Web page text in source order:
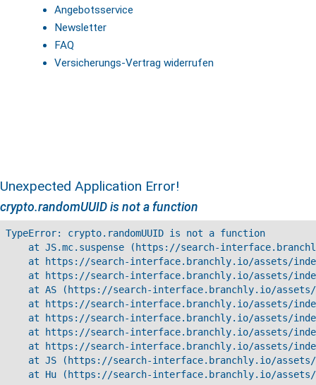
Angebotsservice
Newsletter
FAQ
Versicherungs-Vertrag widerrufen
Unexpected Application Error!
crypto.randomUUID is not a function
TypeError: crypto.randomUUID is not a function
at JS.mc.suspense (https://search-
at https://search-interface.branchly.io/assets/
at https://search-interface.branchly.io/assets/
at AS (https://search-interface.branchly.io/
at https://search-interface.branchly.io/assets/
at https://search-interface.branchly.io/assets/
at https://search-interface.branchly.io/assets/
at https://search-interface.branchly.io/assets/
at JS (https://search-interface.branchly.io/
at Hu (https://search-interface.branchly.io/